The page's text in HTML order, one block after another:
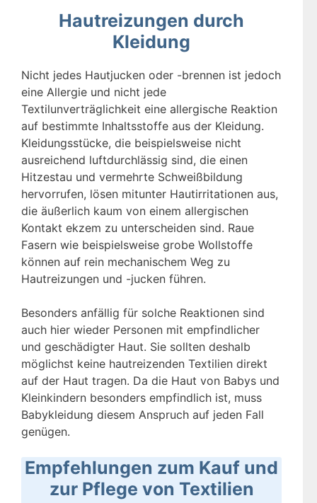
Hautreizungen durch
Kleidung
Nicht jedes Hautjucken oder -brennen ist jedoch
eine Allergie und nicht jede
Textilunverträglichkeit eine allergische Reaktion
auf bestimmte Inhaltsstoffe aus der Kleidung.
Kleidungsstücke, die beispielsweise nicht
ausreichend luftdurchlässig sind, die einen
Hitzestau und vermehrte Schweißbildung
hervorrufen, lösen mitunter Hautirritationen aus,
die äußerlich kaum von einem allergischen
Kontakt ekzem zu unterscheiden sind. Raue
Fasern wie beispielsweise grobe Wollstoffe
können auf rein mechanischem Weg zu
Hautreizungen und -jucken führen.
Besonders anfällig für solche Reaktionen sind
auch hier wieder Personen mit empfindlicher
und geschädigter Haut. Sie sollten deshalb
möglichst keine hautreizenden Textilien direkt
auf der Haut tragen. Da die Haut von Babys und
Kleinkindern besonders empfindlich ist, muss
Babykleidung diesem Anspruch auf jeden Fall
genügen.
Empfehlungen zum Kauf und
zur Pflege von Textilien